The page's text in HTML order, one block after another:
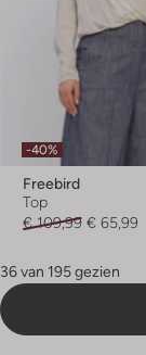
-40%
Freebird
Top
€ 109,99 € 65,99
36 van 195 gezien